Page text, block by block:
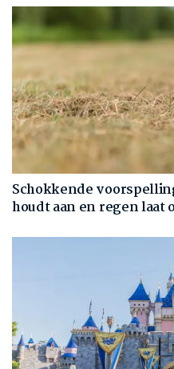
Schokkende
houdt aan en regen laat